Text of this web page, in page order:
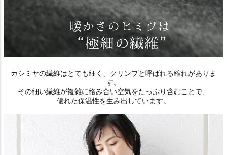
カシミヤの繊維はとても細く、クリンプと呼ばれる縮れがありま
す。
その細い繊維が複雑に絡み合い空気をたっぷり含むことで、
優れた保温性を生み出しています。